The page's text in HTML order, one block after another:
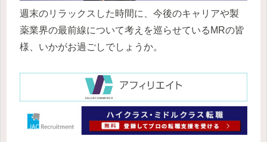
週末のリラックスした時間に、今後のキャリアや製
薬業界の最前線について考えを巡らせているMRの皆
様、いかがお過ごしでしょうか。